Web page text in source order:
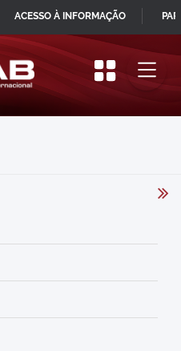
IR
PARA
CONTEÚDO
ACESSO À INFORMAÇÃO